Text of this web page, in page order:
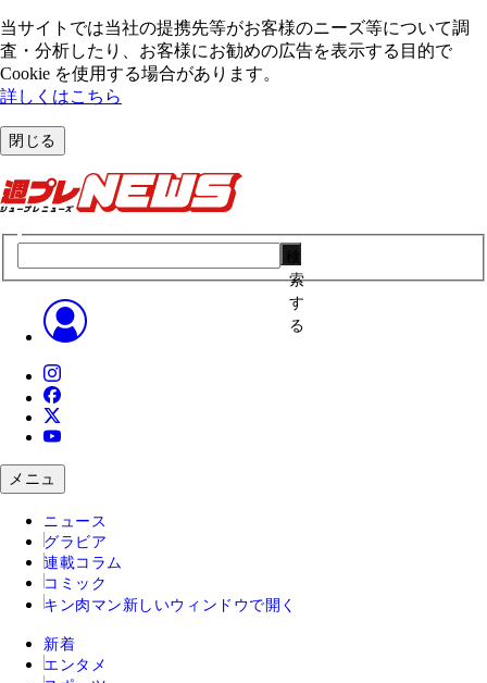
当サイトでは当社の提携先等がお客様のニーズ等について調
査・分析したり、お客様にお勧めの広告を表⽰する⽬的で
Cookie を使⽤する場合があります。
詳しくはこちら
閉じる
索
す
る
メニュ
ニュース
グラビア
連載コラム
コミック
キン肉マン 新しいウィンドウで開く
新着
エンタメ